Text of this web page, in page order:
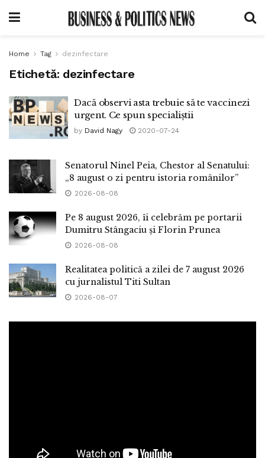
Home Tag dezinfectare
Etichetă: dezinfectare
Dacă observi asta trebuie să te vaccinezi
urgent. Ce spun specialiștii
by David Nagy 2020-07-24
Senatorul Ninel Peia, Chestor al Senatului:
„8 august o zi pentru istoria românilor”
2026-08-08
Pe 8 august 2026, îi celebrăm pe portarii
Dumitru Stângaciu și Florin Prunea
2026-08-08
Realitatea politică a zilei de 7 august 2026
cu jurnalistul Titi Sultan
2026-08-07